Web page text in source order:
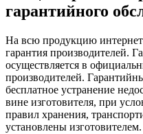
гарантийного
На всю продукцию
гарантия производителей.
осуществляется в
производителей.
бесплатное устранение
вине изготовителя, при
правил хранения,
установлены изготовителем.